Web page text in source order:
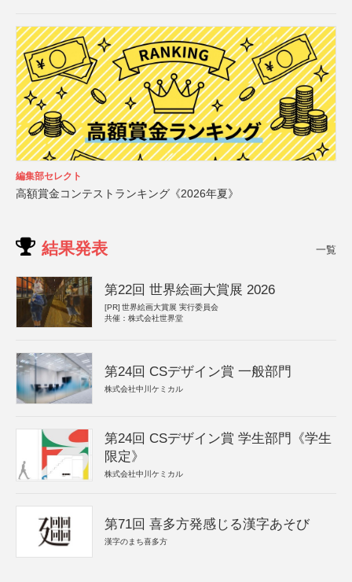
編集部セレクト
高額賞金コンテストランキング《2026年夏》
結果発表 一覧
第22回 世界絵画大賞展 2026
[PR] 世界絵画大賞展 実行委員会
共催：株式会社世界堂
第24回 CSデザイン賞 一般部門
株式会社中川ケミカル
第24回 CSデザイン賞 学生部門《学生
限定》
株式会社中川ケミカル
第71回 喜多方発感じる漢字あそび
漢字のまち喜多方